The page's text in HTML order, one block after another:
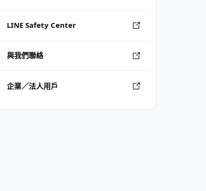
LINE Safety Center
與我們聯絡
企業／法人用戶